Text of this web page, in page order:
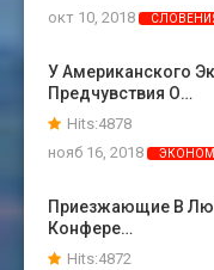
окт 10, 2018
У Американского
Предчувствия О…
Hits:4878
нояб 16, 2018
Приезжающие В
Конфере…
Hits:4872